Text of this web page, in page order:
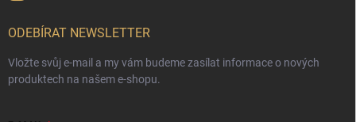
ODEBÍRAT NEWSLETTER
Vložte svůj e-mail a my vám budeme zasílat informace o nových
produktech na našem e-shopu.